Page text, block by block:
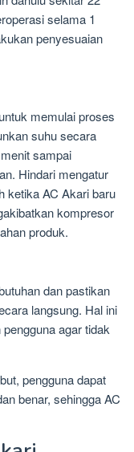
selama 1
penyesuaian
memulai proses
suhu secara
sampai
Hindari mengatur
ketika AC Akari baru
kompresor
produk.
dan pastikan
langsung. Hal ini
agar tidak
pengguna dapat
benar, sehingga AC